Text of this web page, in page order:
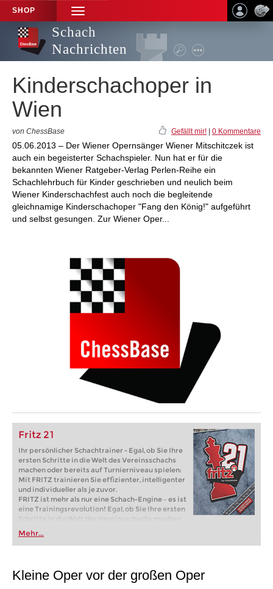
SHOP
TOGGLE
NAVIGATION
Schach
Nachrichten
Kinderschachoper in
Wien
von ChessBase Gefällt mir! 0 Kommentare
05.06.2013 – Der Wiener Opernsänger Wiener Mitschitczek ist
auch ein begeisterter Schachspieler. Nun hat er für die
bekannten Wiener Ratgeber-Verlag Perlen-Reihe ein
Schachlehrbuch für Kinder geschrieben und neulich beim
Wiener Kinderschachfest auch noch die begleitende
gleichnamige Kinderschachoper "Fang den König!" aufgeführt
und selbst gesungen. Zur Wiener Oper...
Fritz 21
Ihr persönlicher Schachtrainer - Egal, ob Sie Ihre
ersten Schritte in die Welt des Vereinsschachs
machen oder bereits auf Turnierniveau spielen:
Mit FRITZ trainieren Sie effizienter, intelligenter
und individueller als je zuvor.
FRITZ ist mehr als nur eine Schach-Engine – es ist
eine Trainingsrevolution! Egal, ob Sie Ihre ersten
Schritte in die Welt des Vereinsschachs machen
oder bereits auf Turnierniveau spielen: Mit
FRITZ trainieren Sie effizienter, intelligenter und
individueller als je zuvor.
Mehr...
Kleine Oper vor der großen Oper